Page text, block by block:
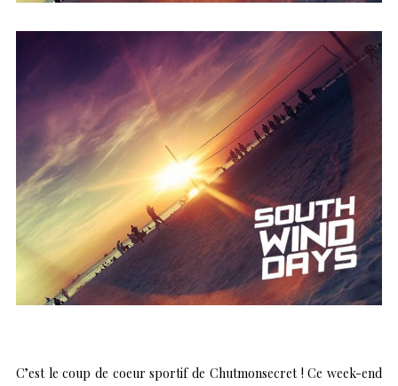
C’est le coup de coeur sportif de Chutmonsecret ! Ce week-end